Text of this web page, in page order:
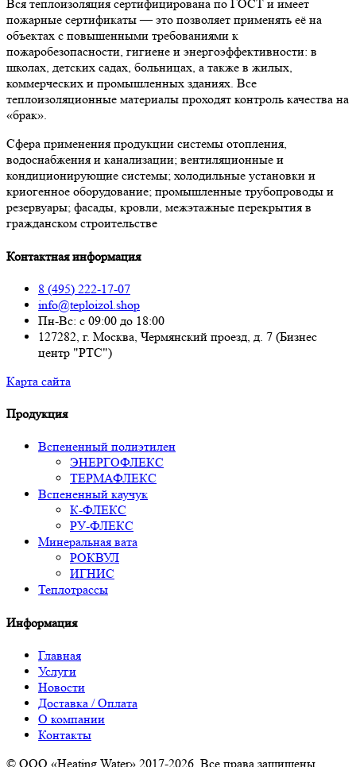
Вся теплоизоляция сертифицирована по ГОСТ и имеет
пожарные сертификаты — это позволяет применять её на
объектах с повышенными требованиями к
пожаробезопасности, гигиене и энергоэффективности: в
школах, детских садах, больницах, а также в жилых,
коммерческих и промышленных зданиях. Все
теплоизоляционные материалы проходят контроль качества на
«брак».
Сфера применения продукции системы отопления,
водоснабжения и канализации; вентиляционные и
кондиционирующие системы; холодильные установки и
криогенное оборудование; промышленные трубопроводы и
резервуары; фасады, кровли, межэтажные перекрытия в
гражданском строительстве
Контактная информация
8 (495) 222-17-07
info@teploizol.shop
Пн-Вс: с 09:00 до 18:00
127282, г. Москва, Чермянский проезд, д. 7 (Бизнес
центр "РТС")
Карта сайта
Продукция
Вспененный полиэтилен
ЭНЕРГОФЛЕКС
ТЕРМАФЛЕКС
Вспененный каучук
К-ФЛЕКС
РУ-ФЛЕКС
Минеральная вата
РОКВУЛ
ИГНИС
Теплотрассы
Информация
Главная
Услуги
Новости
Доставка / Оплата
О компании
Контакты
© ООО «Heating Water» 2017-2026. Все права защищены.